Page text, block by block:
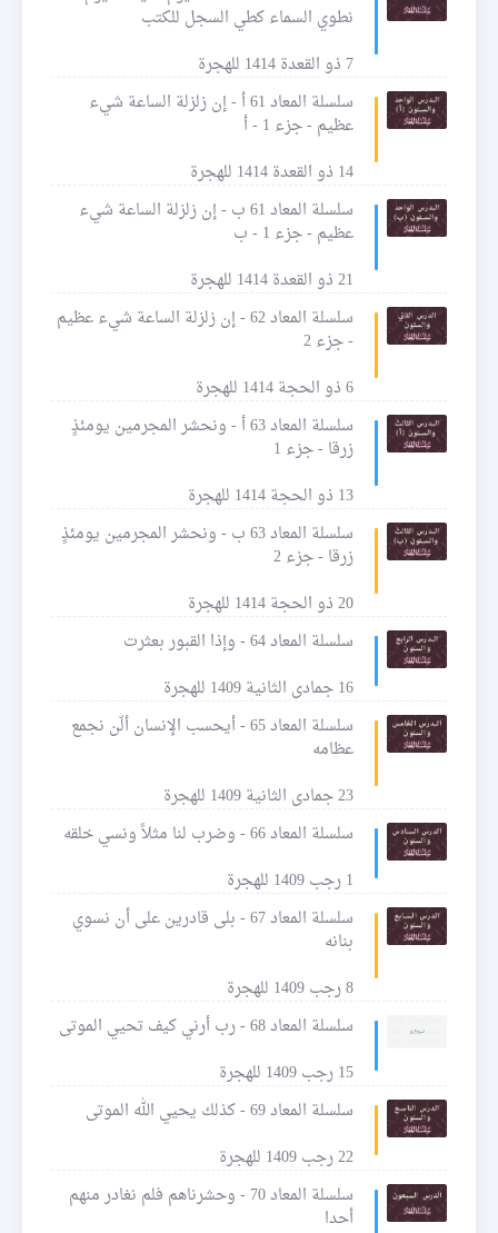
نطوي السماء كطي السجل للكتب
7 ذو القعدة 1414 للهجرة
سلسلة المعاد 61 أ - إن زلزلة الساعة شيء
عظيم - جزء 1 - أ
14 ذو القعدة 1414 للهجرة
سلسلة المعاد 61 ب - إن زلزلة الساعة شيء
عظيم - جزء 1 - ب
21 ذو القعدة 1414 للهجرة
سلسلة المعاد 62 - إن زلزلة الساعة شيء عظيم
- جزء 2
6 ذو الحجة 1414 للهجرة
سلسلة المعاد 63 أ - ونحشر المجرمين يومئذٍ
زرقا - جزء 1
13 ذو الحجة 1414 للهجرة
سلسلة المعاد 63 ب - ونحشر المجرمين يومئذٍ
زرقا - جزء 2
20 ذو الحجة 1414 للهجرة
سلسلة المعاد 64 - وإذا القبور بعثرت
16 جمادى الثانية 1409 للهجرة
سلسلة المعاد 65 - أيحسب الإنسان ألّن نجمع
عظامه
23 جمادى الثانية 1409 للهجرة
سلسلة المعاد 66 - وضرب لنا مثلاً ونسي خلقه
1 رجب 1409 للهجرة
سلسلة المعاد 67 - بلى قادرين على أن نسوي
بنانه
8 رجب 1409 للهجرة
سلسلة المعاد 68 - رب أرني كيف تحيي الموتى
15 رجب 1409 للهجرة
سلسلة المعاد 69 - كذلك يحيي الله الموتى
22 رجب 1409 للهجرة
سلسلة المعاد 70 - وحشرناهم فلم نغادر منهم
أحدا